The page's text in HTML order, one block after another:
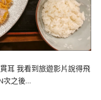
耳 我看到旅遊影片說得飛
次之後…